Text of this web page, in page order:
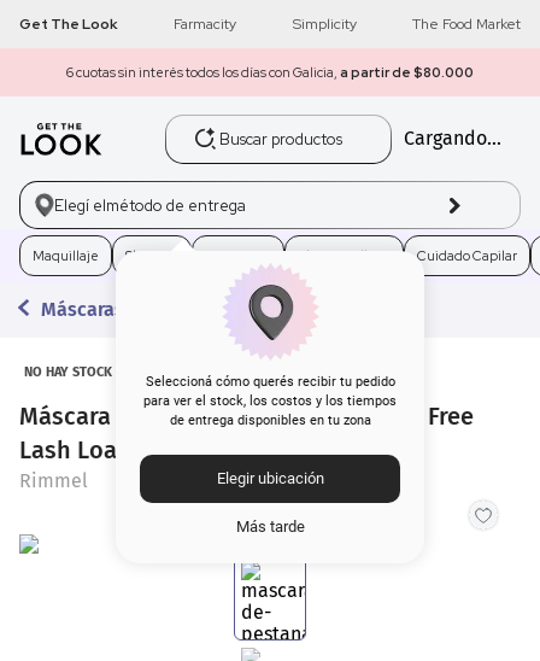
Get The Look Farmacity Simplicity The Food Market
6 cuotas sin interés todos los días con Galicia, a partir de $80.000
Buscar productos
Cargando...
Elegí elmétodo de entrega
Seleccioná cómo querés recibir tu pedido
para ver el stock, los costos y los tiempos
de entrega disponibles en tu zona
Elegir ubicación
Más tarde
Maquillaje Skincare Electro Belleza Cuidado Capilar
Máscaras de Pestañas
NO HAY STOCK
Máscara de Pestanas Rimmel Kind & Free
Lash Loader 002 Brow Black x 9.5 ml
Rimmel
1 get the look
2 máscara pestañas
loreal
4. brochas
5. corrector
6. rubor
7. base
8.